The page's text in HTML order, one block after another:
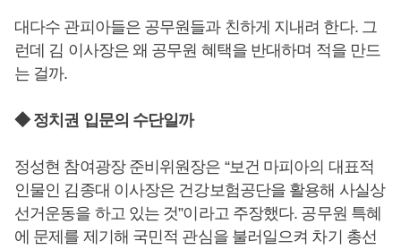
대다수 관피아들은 공무원들과 친하게 지내려 한다. 그
런데 김 이사장은 왜 공무원 혜택을 반대하며 적을 만드
는 걸까.
◆ 정치권 입문의 수단일까
정성현 참여광장 준비위원장은 “보건 마피아의 대표적
인물인 김종대 이사장은 건강보험공단을 활용해 사실상
선거운동을 하고 있는 것”이라고 주장했다. 공무원 특혜
에 문제를 제기해 국민적 관심을 불러일으켜 차기 총선